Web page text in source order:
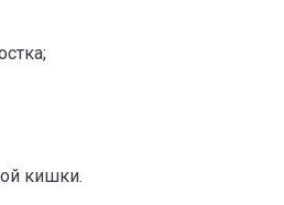
кишки.